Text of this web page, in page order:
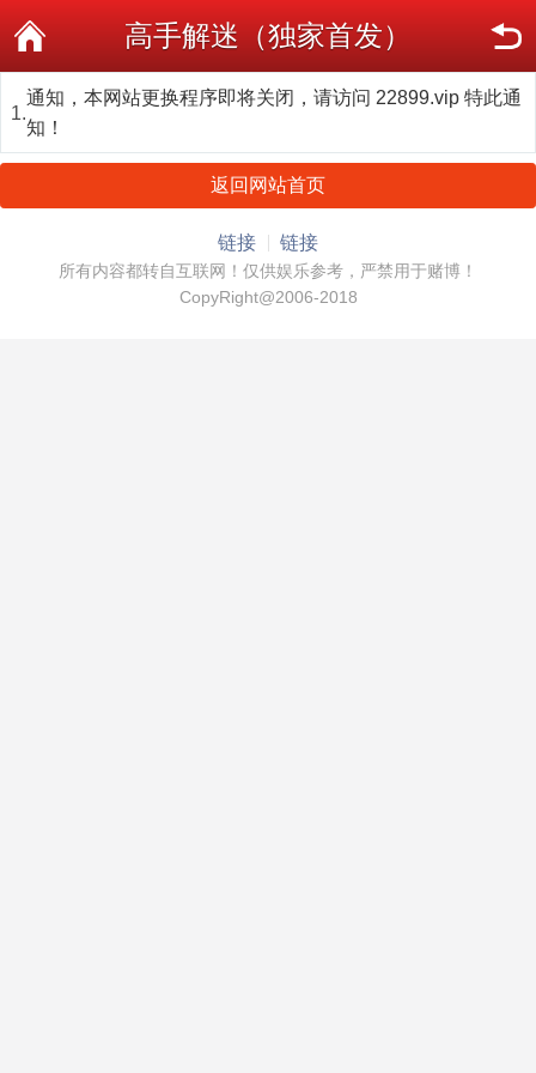
高手解迷（独家首发）
1.
通知，本网站更换程序即将关闭，请访问 22899.vip 特此通
知！
返回网站首页
链接 链接
所有内容都转自互联网！仅供娱乐参考，严禁用于赌博！
CopyRight@2006-2018